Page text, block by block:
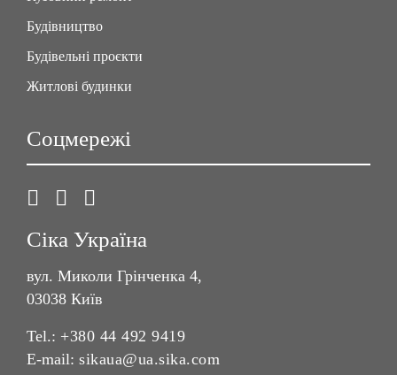
Будівництво
Будівельні проєкти
Житлові будинки
Соцмережі
Сіка Україна
вул. Миколи Грінченка 4,
03038 Київ
Tel.: +380 44 492 9419
E-mail: sikaua@ua.sika.com